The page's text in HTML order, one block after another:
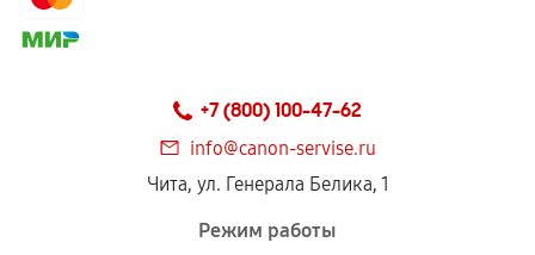
+7 (800) 100-47-62
info@canon-servise.ru
Чита, ул. Генерала Белика, 1
Режим работы